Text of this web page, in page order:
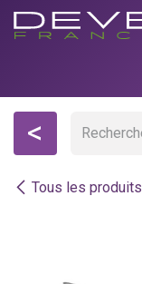
Se rendre au contenu
Tous les produits
<